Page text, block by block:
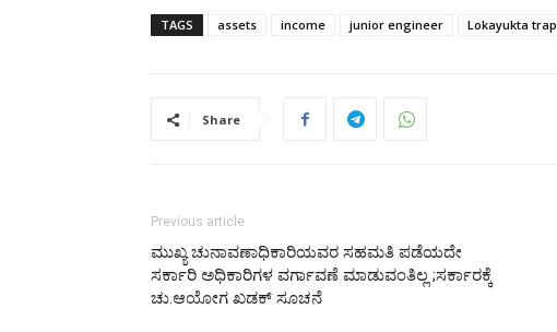
TAGS assets income junior engineer Lokayukta trap
Share
Previous article
ಮುಖ್ಯ ಚುನಾವಣಾಧಿಕಾರಿಯವರ ಸಹಮತಿ ಪಡೆಯದೇ
ಸರ್ಕಾರಿ ಅಧಿಕಾರಿಗಳ ವರ್ಗಾವಣೆ ಮಾಡುವಂತಿಲ್ಲ ;ಸರ್ಕಾರಕ್ಕೆ
ಚು.ಆಯೋಗ ಖಡಕ್ ಸೂಚನೆ